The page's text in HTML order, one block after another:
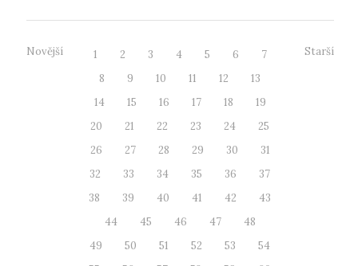
Novější 1 2 3 4 5 6
7
8
9 10 11 12
13
14
15 16 17 18
19
20
21 22 23 24
25
26
27 28 29 30
31
32
33 34 35 36
37
38
39 40 41 42
43
44
45 46 47
48
49
50 51 52 53
54
Starší